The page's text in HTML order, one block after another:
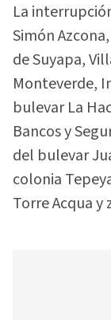
La
Simón
de Suyapa,
Monteverde,
bulevar La
Bancos y
del bulevar
colonia
Torre Acqua y